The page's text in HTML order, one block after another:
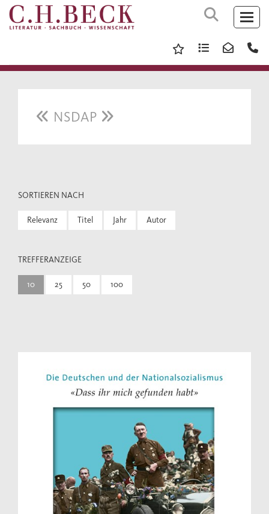
NSDAP
SORTIEREN NACH
Relevanz Titel Jahr Autor
TREFFERANZEIGE
10 25 50 100